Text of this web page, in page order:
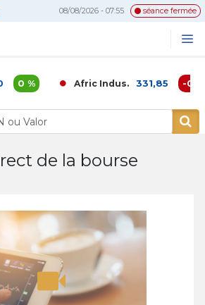
08/08/2026 - 07:55 séance fermée
0 % Afric Indus. 331,85 -0,02
de la bourse